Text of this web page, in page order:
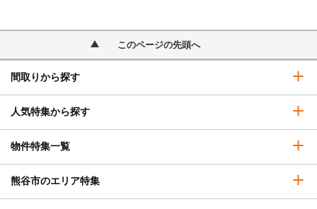
このページの先頭へ
間取りから探す
人気特集から探す
物件特集一覧
熊谷市のエリア特集